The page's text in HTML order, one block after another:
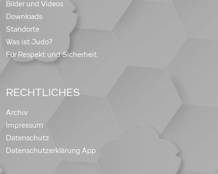
Bilder und Videos
Downloads
Standorte
Was ist Judo?
Für Respekt und Sicherheit
RECHTLICHES
Archiv
Impressum
Datenschutz
Datenschutzerklärung App